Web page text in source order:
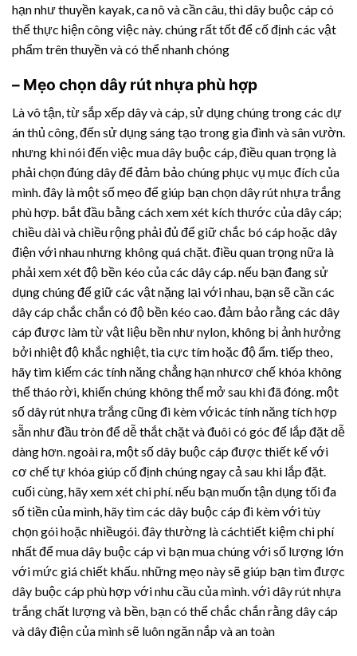
hạn như thuyền kayak, ca nô và cần câu, thì dây buộc cáp có
thể thực hiện công việc này. chúng rất tốt để cố định các vật
phẩm trên thuyền và có thể nhanh chóng
– Mẹo chọn dây rút nhựa phù hợp
Là vô tận, từ sắp xếp dây và cáp, sử dụng chúng trong các dự
án thủ công, đến sử dụng sáng tạo trong gia đình và sân vườn.
nhưng khi nói đến việc mua dây buộc cáp, điều quan trọng là
phải chọn đúng dây để đảm bảo chúng phục vụ mục đích của
mình. đây là một số mẹo để giúp bạn chọndây rút nhựatrắng
phù hợp. bắt đầu bằng cách xem xét kích thước của dây cáp;
chiều dài và chiều rộng phải đủ để giữ chắc bó cáp hoặc dây
điện với nhau nhưng không quá chặt. điều quan trọng nữa là
phải xem xét độ bền kéo của các dây cáp. nếu bạn đang sử
dụng chúng để giữ các vật nặng lại với nhau, bạn sẽ cần các
dây cáp chắc chắn có độ bền kéo cao. đảm bảo rằng các dây
cáp được làm từ vật liệu bền như nylon, không bị ảnh hưởng
bởi nhiệt độ khắc nghiệt, tia cực tím hoặc độ ẩm. tiếp theo,
hãy tìm kiếm các tính năng chẳng hạn nhưcơ chế khóa không
thể tháo rời, khiến chúng không thể mở sau khi đã đóng. một
sốdây rút nhựatrắng cũng đi kèm vớicác tính năng tích hợp
sẵn như đầu tròn để dễ thắt chặt và đuôi có góc để lắp đặt dễ
dàng hơn. ngoài ra, một số dây buộc cáp được thiết kế với
cơ chế tự khóa giúp cố định chúng ngay cả sau khi lắp đặt.
cuối cùng, hãy xem xét chi phí. nếu bạn muốn tận dụng tối đa
số tiền của mình, hãy tìm các dây buộc cáp đi kèm với tùy
chọn gói hoặc nhiềugói. đây thường là cáchtiết kiệm chi phí
nhất để mua dây buộc cáp vì bạn mua chúng với số lượng lớn
với mức giá chiết khấu. những mẹo này sẽ giúp bạn tìm được
dây buộc cáp phù hợp với nhu cầu của mình. vớidây rút nhựa
trắng chất lượng và bền, bạn có thể chắc chắn rằng dây cáp
và dây điện của mình sẽ luôn ngăn nắp và an toàn